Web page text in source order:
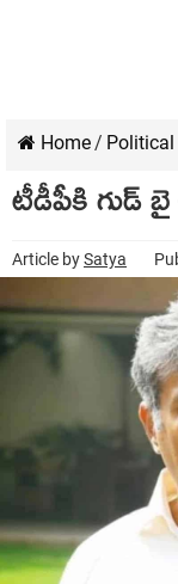
Home/ Political
టీడీపీకి గుడ్
Article bySatya